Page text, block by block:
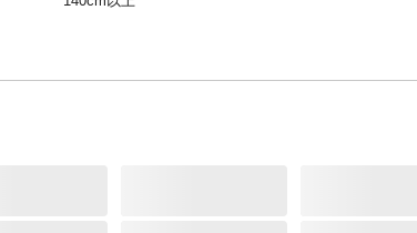
クの良いとこどり。バッテリー内蔵型のスマートなデ